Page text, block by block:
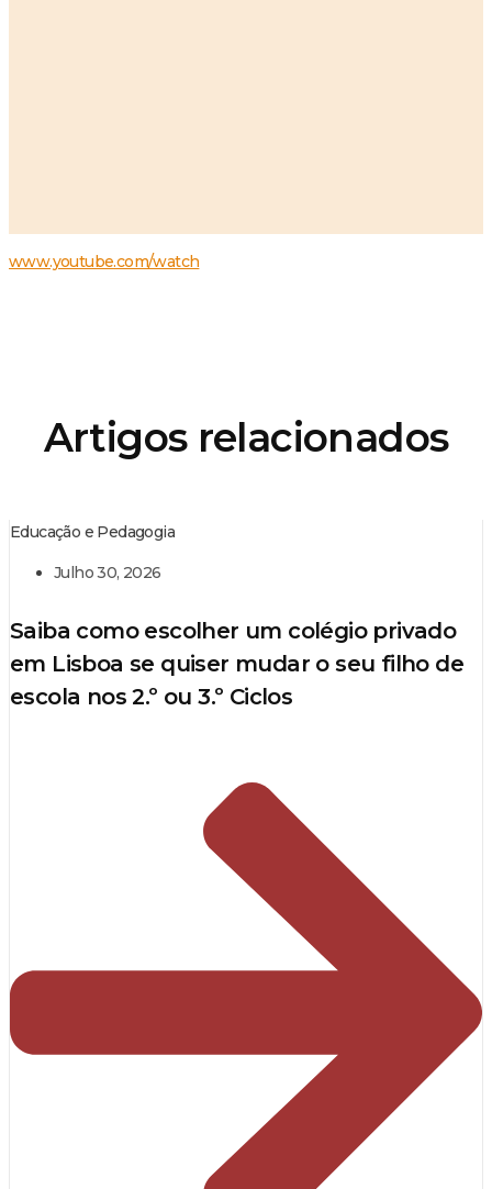
www.youtube.com/watch
Artigos relacionados
Educação e Pedagogia
Julho 30, 2026
Saiba como escolher um colégio privado
em Lisboa se quiser mudar o seu filho de
escola nos 2.º ou 3.º Ciclos